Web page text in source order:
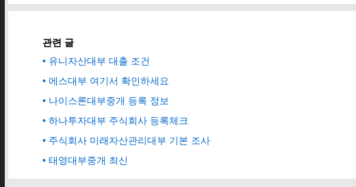
관련 글
유니자산대부 대출 조건
에스대부 여기서 확인하세요
나이스론대부중개 등록 정보
하나투자대부 주식회사 등록체크
주식회사 미래자산관리대부 기본 조사
태영대부중개 최신